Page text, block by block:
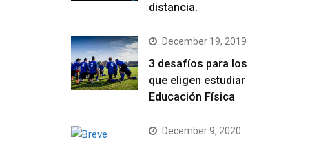
distancia.
December 19, 2019
3 desafíos para los
que eligen estudiar
Educación Física
December 9, 2020